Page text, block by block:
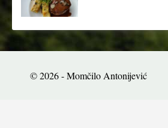
© 2026 - Momčilo Antonijević